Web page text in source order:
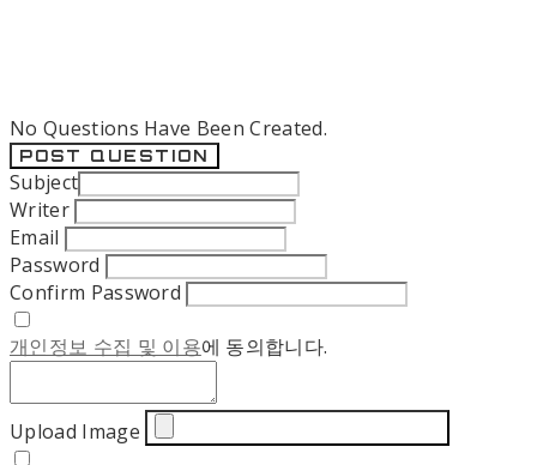
No Questions Have Been Created.
POST QUESTION
Subject
Writer
Email
Password
Confirm Password
개인정보 수집 및 이용에 동의합니다.
Upload Image